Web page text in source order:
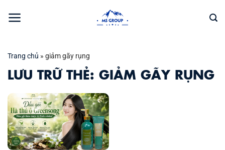
qua
Trang chủ » giảm gãy rụng
LƯU TRỮ THẺ: GIẢM GÃY RỤNG